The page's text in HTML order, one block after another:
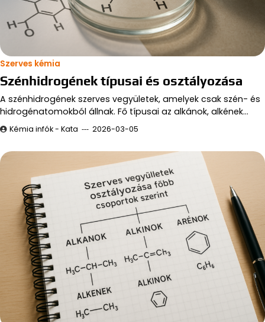
Szerves kémia
Szénhidrogének típusai és osztályozása
A szénhidrogének szerves vegyületek, amelyek csak szén- és
hidrogénatomokból állnak. Fő típusai az alkánok, alkének…
Kémia infók - Kata 2026-03-05